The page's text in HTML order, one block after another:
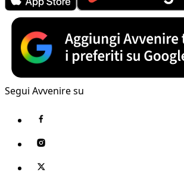
Segui Avvenire su